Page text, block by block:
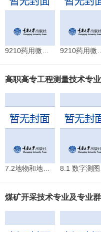
高职高专工程测量技术专
煤矿开采技术专业及专业